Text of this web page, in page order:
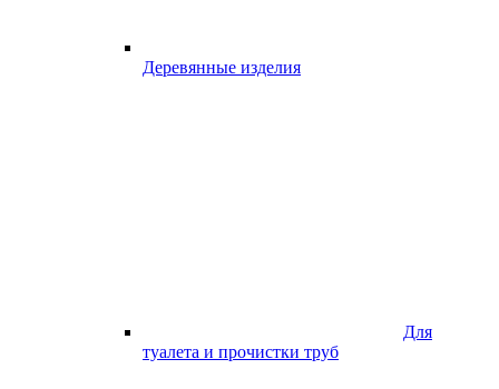
Деревянные изделия
Для
туалета и прочистки труб